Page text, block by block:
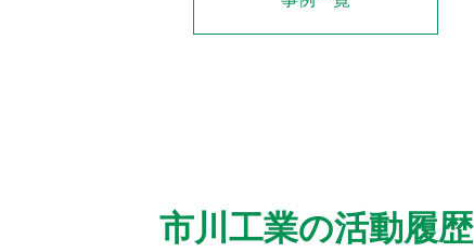
市川工業の活動履歴